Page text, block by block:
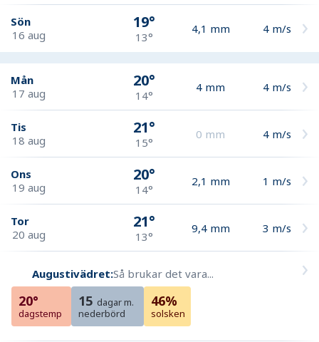
Sön
16 aug
19°
13°
4,1 mm 4 m/s
Mån
17 aug
20°
14°
4 mm 4 m/s
Tis
18 aug
21°
15°
0 mm 4 m/s
Ons
19 aug
20°
14°
2,1 mm 1 m/s
Tor
20 aug
21°
13°
9,4 mm 3 m/s
Augustivädret:Så brukar det vara...
20°
dagstemp
15 dagar m.
nederbörd
46%
solsken